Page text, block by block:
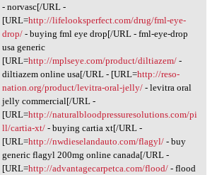
- norvasc[/URL -
[URL=http://lifelooksperfect.com/drug/fml-eye-
drop/- buying fml eye drop[/URL - fml-eye-drop
usa generic
[URL=http://mplseye.com/product/diltiazem/-
diltiazem online usa[/URL - [URL=http://reso-
nation.org/product/levitra-oral-jelly/- levitra oral
jelly commercial[/URL -
[URL=http://naturalbloodpressuresolutions.com/pi
ll/cartia-xt/- buying cartia xt[/URL -
[URL=http://nwdieselandauto.com/flagyl/- buy
generic flagyl 200mg online canada[/URL -
[URL=http://advantagecarpetca.com/flood/- flood